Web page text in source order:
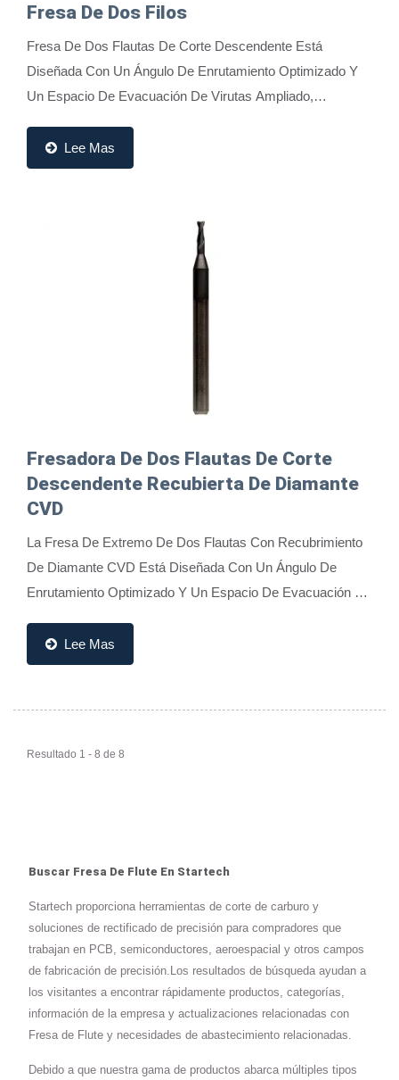
Fresa De Dos Filos
Fresa De Dos Flautas De Corte Descendente Está
Diseñada Con Un Ángulo De Enrutamiento Optimizado Y
Un Espacio De Evacuación De Virutas Ampliado,
Hacia...Lee Mas
Fresadora De Dos Flautas De Corte
Descendente Recubierta De Diamante
CVD
La Fresa De Extremo De Dos Flautas Con Recubrimiento
De Diamante CVD Está Diseñada Con Un Ángulo De
Enrutamiento Optimizado Y Un Espacio De Evacuación De
Lee Mas
Resultado 1 - 8 de 8
Buscar Fresa De Flute En Startech
Startech proporciona herramientas de corte de carburo y
soluciones de rectificado de precisión para compradores que
trabajan en PCB, semiconductores, aeroespacial y otros campos
de fabricación de precisión.Los resultados de búsqueda ayudan a
los visitantes a encontrar rápidamente productos, categorías,
información de la empresa y actualizaciones relacionadas con
Fresa de Flute y necesidades de abastecimiento relacionadas.
Debido a que nuestra gama de productos abarca múltiples tipos